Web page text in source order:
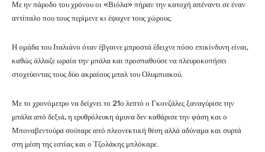
Με ην πάροδο του χρόνου οι «Βιόλα» πήραν την κατοχή απέναντι σε έναν
αντίπαλο που τους περίμενε κι έψαχνε τους χώρους.
Η ομάδα του Ιταλιάνο όταν έβγαινε μπροστά έδειχνε πόσο επικίνδυνη είναι,
καθώς άλλαζε ωραία την μπάλα και προσπαθούσε να πλευροκοπήσει
στοχεύοντας τους δύο ακραίους μπαλ του Ολυμπιακού.
Με το χρονόμετρο να δείχνει το 21ο λεπτό ο Γκονζάλες ξαναγύρισε την
μπάλα από δεξιά, η ερυθρόλευκη άμυνα δεν καθάρισε την φάση και ο
Μποναβεντούρα σούταρε από πλεονεκτική θέση αλλά αδύναμα και συρτά
στη μέση της εστίας και ο Τζολάκης μπλόκαρε.